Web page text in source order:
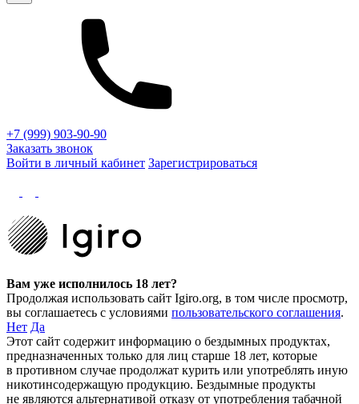
+7 (999) 903-90-90
Заказать звонок
Войти в личный кабинет Зарегистрироваться
Вам уже исполнилось 18 лет?
Продолжая использовать сайт Igiro.org, в том числе просмотр,
вы соглашаетесь с условиями пользовательского соглашения.
Нет Да
Этот сайт содержит информацию о бездымных продуктах,
предназначенных только для лиц старше 18 лет, которые
в противном случае продолжат курить или употреблять иную
никотинсодержащую продукцию. Бездымные продукты
не являются альтернативой отказу от употребления табачной